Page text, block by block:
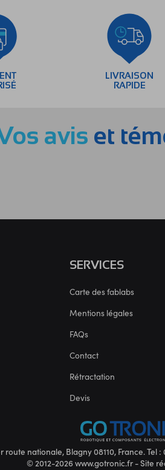
LIVRAISON
RAPIDE
avis et
SERVICES
Carte des fablabs
Mentions légales
FAQs
Contact
Rétractation
Devis
route nationale, Blagny 08110, France. Tel
© 2012-2026 www.gotronic.fr - Site